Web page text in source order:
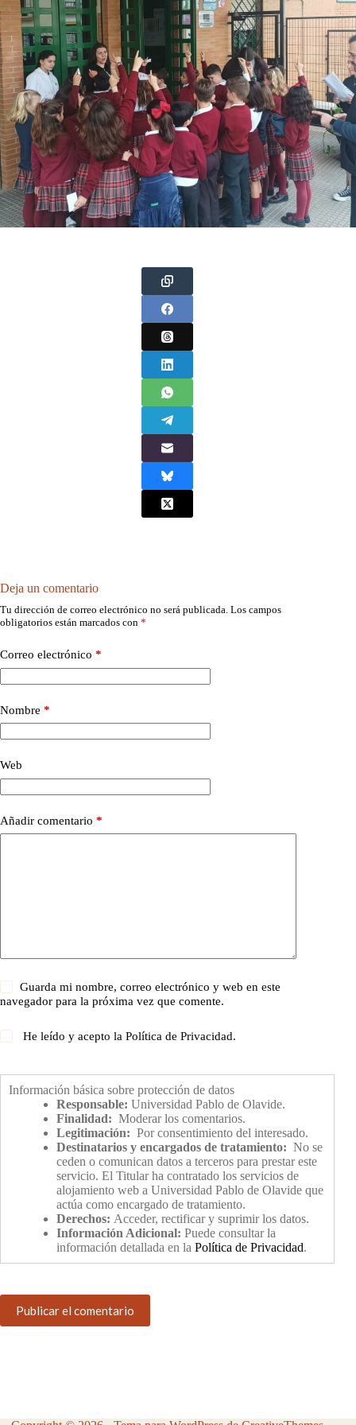
Deja un comentario
Tu dirección de correo electrónico no será publicada. Los campos
obligatorios están marcados con *
Correo electrónico *
Nombre *
Web
Añadir comentario *
Guarda mi nombre, correo electrónico y web en este
navegador para la próxima vez que comente.
He leído y acepto laPolítica de Privacidad.
Información básica sobre protección de datos
Responsable: Universidad Pablo de Olavide.
Finalidad: Moderar los comentarios.
Legitimación: Por consentimiento del interesado.
Destinatarios y encargados de tratamiento: No se
ceden o comunican datos a terceros para prestar este
servicio. El Titular ha contratado los servicios de
alojamiento web a Universidad Pablo de Olavide que
actúa como encargado de tratamiento.
Derechos: Acceder, rectificar y suprimir los datos.
Información Adicional: Puede consultar la
información detallada en la Política de Privacidad.
Publicar el comentario